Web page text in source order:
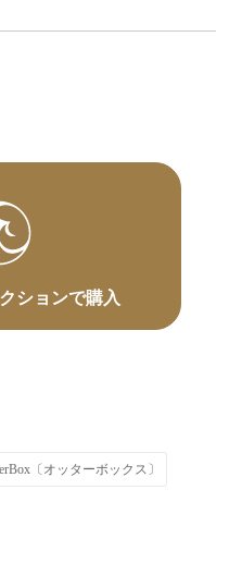
ションで購入
〔オッターボックス〕